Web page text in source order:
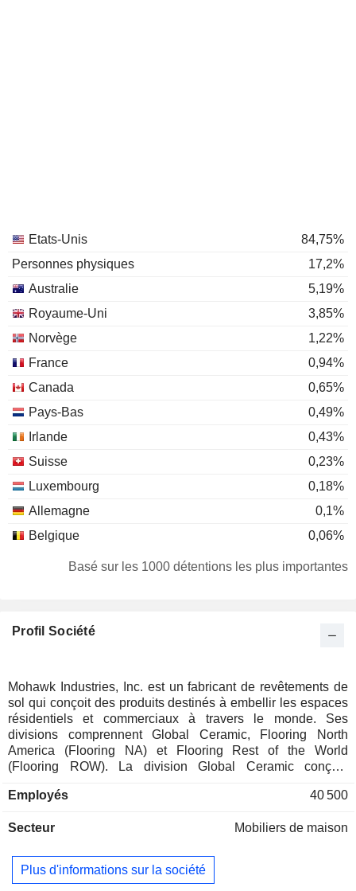
Etats-Unis
84,75%
Personnes physiques
17,2%
Australie
5,19%
Royaume-Uni
3,85%
Norvège
1,22%
France
0,94%
Canada
0,65%
Pays-Bas
0,49%
Irlande
0,43%
Suisse
0,23%
Luxembourg
0,18%
Allemagne
0,1%
Belgique
0,06%
Danemark
0,04%
Suède
0,02%
Basé sur les 1000 détentions les plus importantes
Profil Société
Mohawk Industries, Inc. est un fabricant de revêtements de
sol qui conçoit des produits destinés à embellir les espaces
résidentiels et commerciaux à travers le monde. Ses
divisions comprennent Global Ceramic, Flooring North
America (Flooring NA) et Flooring Rest of the World
(Flooring ROW). La division Global Ceramic conçoit,
gamme de carreaux en céramique, en grès cérame et en
dans les secteurs résidentiel et commercial. Le segment
commercialise une gamme de revêtements de sol,
notamment de la moquette en rouleau, des dalles de
Employés 40 500
Secteur Mobiliers de maison
Plus d'informations sur la société